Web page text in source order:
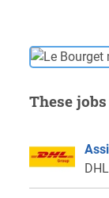
These